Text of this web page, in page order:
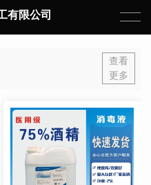
有限公司
查看
更多